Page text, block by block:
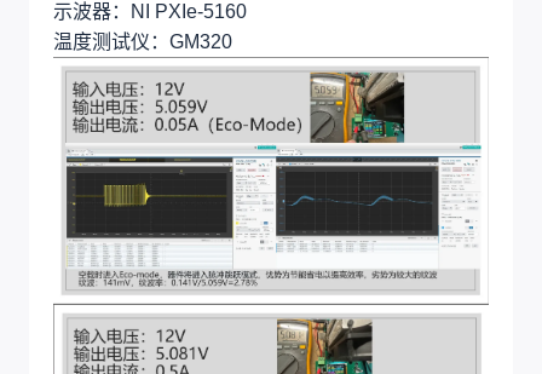
示波器：NI PXIe-5160
温度测试仪：GM320